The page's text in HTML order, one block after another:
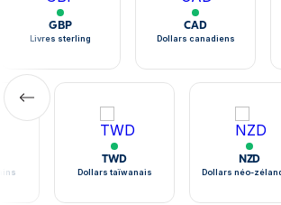
GBP
Livres sterling
CAD
Dollars canadiens
TWD
Dollars taïwanais
NZD
Dollars néo-